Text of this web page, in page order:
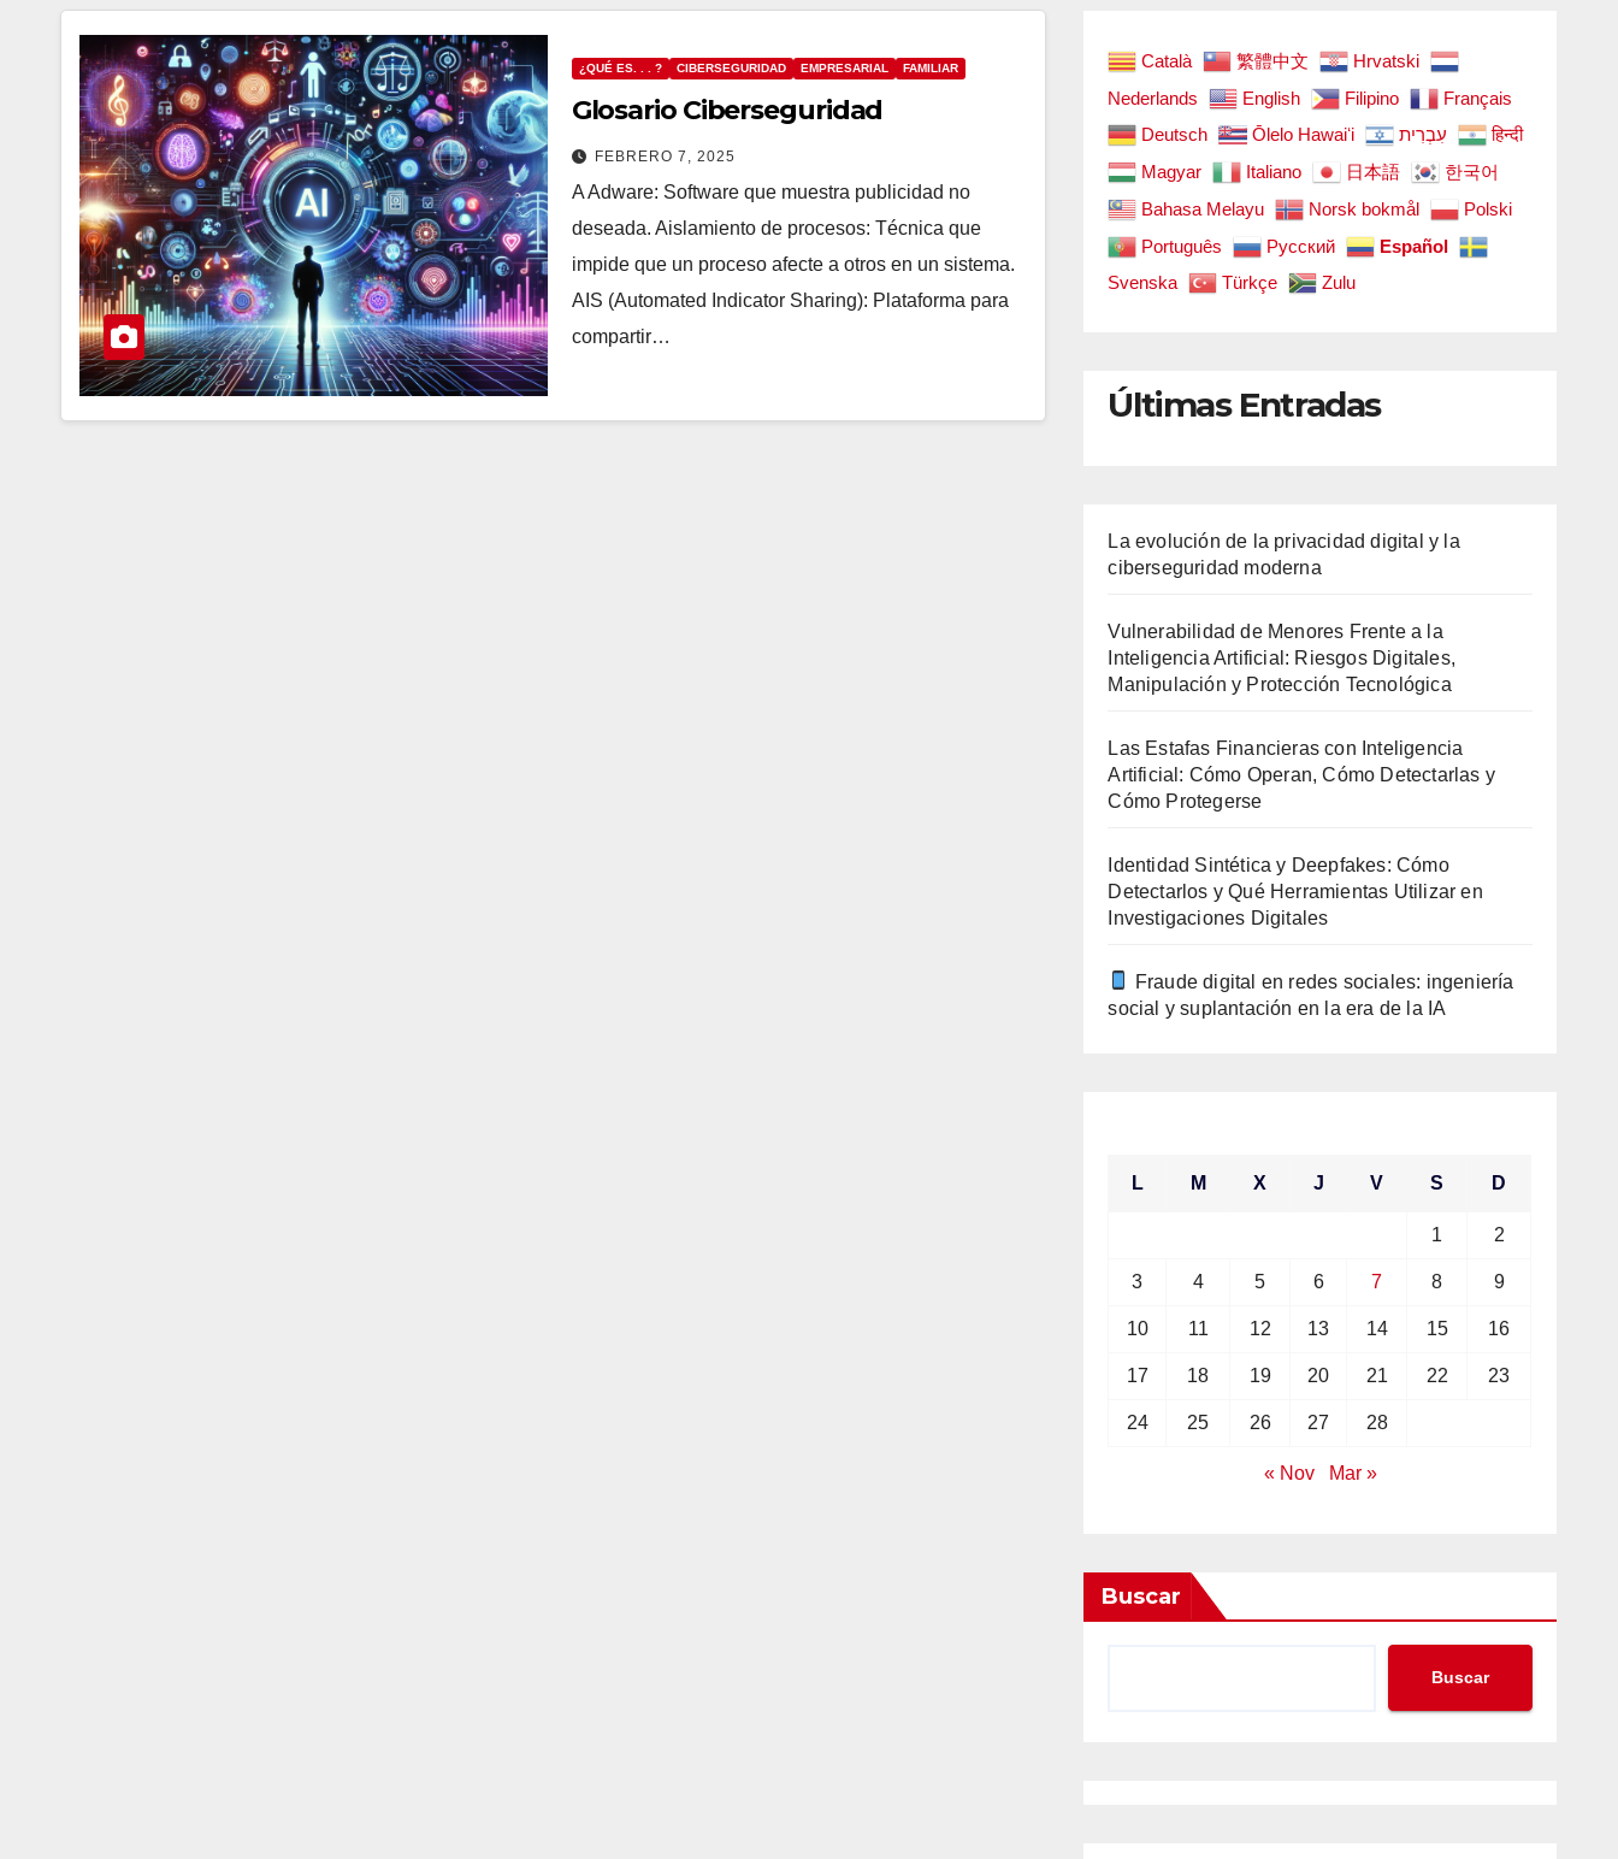
¿QUÉ ES. . . ? CIBERSEGURIDAD EMPRESARIAL FAMILIAR
Glosario Ciberseguridad
FEBRERO 7, 2025
A Adware: Software que muestra publicidad no
deseada. Aislamiento de procesos: Técnica que
impide que un proceso afecte a otros en un sistema.
AIS (Automated Indicator Sharing): Plataforma para
compartir…
Català 繁體中文
Hrvatski
Nederlands
English Filipino
Français
Deutsch
Ōlelo Hawaiʻi עִבְרִית
हिन्दी
Magyar
Italiano 日本語
한국어
Bahasa Melayu
Norsk bokmål
Polski
Português
Русский
Español
Svenska
Türkçe Zulu
Últimas Entradas
La evolución de la privacidad digital y la
ciberseguridad moderna
Vulnerabilidad de Menores Frente a la
Inteligencia Artificial: Riesgos Digitales,
Manipulación y Protección Tecnológica
Las Estafas Financieras con Inteligencia
Artificial: Cómo Operan, Cómo Detectarlas y
Cómo Protegerse
Identidad Sintética y Deepfakes: Cómo
Detectarlos y Qué Herramientas Utilizar en
Investigaciones Digitales
Fraude digital en redes sociales: ingeniería
social y suplantación en la era de la IA
L M X J V S D
1 2
3 4 5 6 7 8 9
10 11 12 13 14 15 16
17 18 19 20 21 22 23
24 25 26 27 28
« Nov Mar »
Buscar
Buscar